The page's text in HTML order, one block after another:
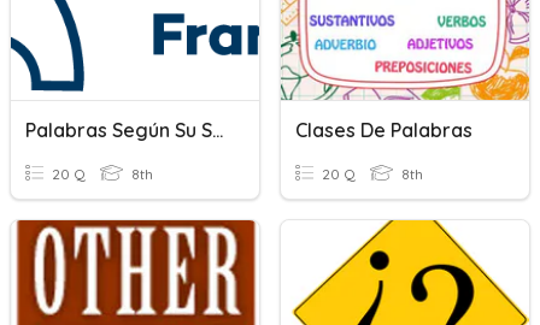
Palabras Según Su Sílaba Tónica
20 Q 8th
Clases De Palabras
20 Q 8th